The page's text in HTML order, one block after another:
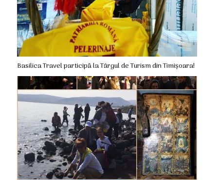
Basilica Travel participă la Târgul de Turism din Timișoara!